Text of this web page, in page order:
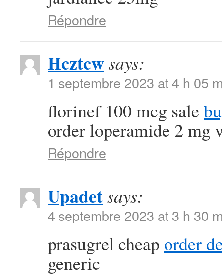
Répondre
Hcztcwsays:
1 septembre 2023 at 4 h 05
florinef 100 mcg sale
order loperamide 2 mg
Répondre
Upadetsays:
4 septembre 2023 at 3 h 30
prasugrel cheap order
generic